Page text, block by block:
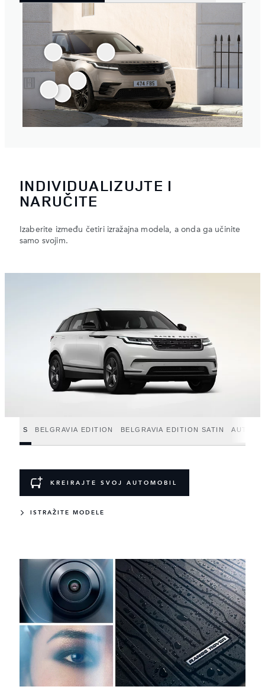
INDIVIDUALIZUJTE I
NARUČITE
Izaberite između četiri izražajna modela, a onda ga učinite
samo svojim.
S BELGRAVIA EDITION BELGRAVIA EDITION SATIN
KREIRAJTE SVOJ AUTOMOBIL
ISTRAŽITE MODELE